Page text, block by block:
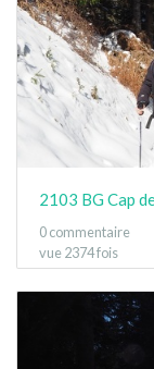
2103 BG Cap
0 commentaire
vue 2374 fois